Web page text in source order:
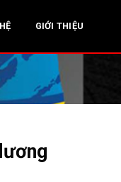
GIỚI THIỆU